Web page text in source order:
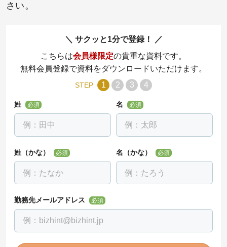
さい。
サクッと1分で登録！
こちらは会員様限定の貴重な資料です。
無料会員登録で資料をダウンロードいただけます。
STEP 1 2 3 4
姓 必須 名 必須
姓（かな） 必須 名（かな） 必須
勤務先メールアドレス 必須